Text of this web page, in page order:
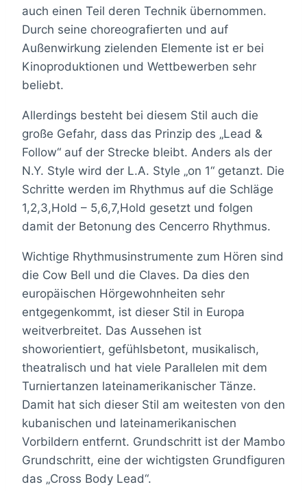
auch einen Teil deren Technik übernommen.
Durch seine choreografierten und auf
Außenwirkung zielenden Elemente ist er bei
Kinoproduktionen und Wettbewerben sehr
beliebt.
Allerdings besteht bei diesem Stil auch die
große Gefahr, dass das Prinzip des „Lead &
Follow“ auf der Strecke bleibt. Anders als der
N.Y. Style wird der L.A. Style „on 1“ getanzt. Die
Schritte werden im Rhythmus auf die Schläge
1,2,3,Hold – 5,6,7,Hold gesetzt und folgen
damit der Betonung des Cencerro Rhythmus.
Wichtige Rhythmusinstrumente zum Hören sind
die Cow Bell und die Claves. Da dies den
europäischen Hörgewohnheiten sehr
entgegenkommt, ist dieser Stil in Europa
weitverbreitet. Das Aussehen ist
showorientiert, gefühlsbetont, musikalisch,
theatralisch und hat viele Parallelen mit dem
Turniertanzen lateinamerikanischer Tänze.
Damit hat sich dieser Stil am weitesten von den
kubanischen und lateinamerikanischen
Vorbildern entfernt. Grundschritt ist der Mambo
Grundschritt, eine der wichtigsten Grundfiguren
das „Cross Body Lead“.